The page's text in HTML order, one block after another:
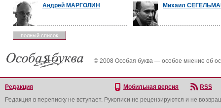
Андрей МАРГОЛИН Михаил
полный список
© 2008 Особая буква — особое мнение об
Редакция Мобильная версия
RSS
Редакция в переписку не вступает. Рукописи не рецензируются и не